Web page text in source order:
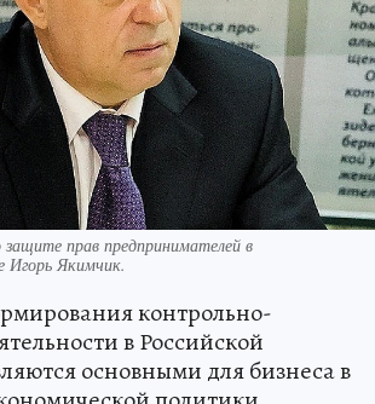
прав предпринимателей в
Игорь Якимчик.
контрольно-
в Российской
основными для бизнеса в